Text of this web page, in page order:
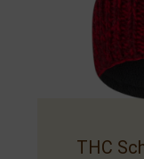
THC